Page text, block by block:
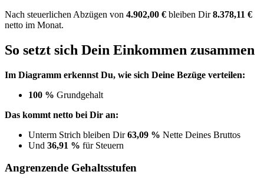
Nach steuerlichen Abzügen von 4.902,00 € bleiben Dir8.378,11 €
netto im Monat.
So setzt sich Dein Einkommen zusammen
Im Diagramm erkennst Du, wie sich Deine Bezüge verteilen:
100 % Grundgehalt
Das kommt netto bei Dir an:
Unterm Strich bleiben Dir63,09 % Nette Deines Bruttos
Und 36,91 % für Steuern
Angrenzende Gehaltsstufen